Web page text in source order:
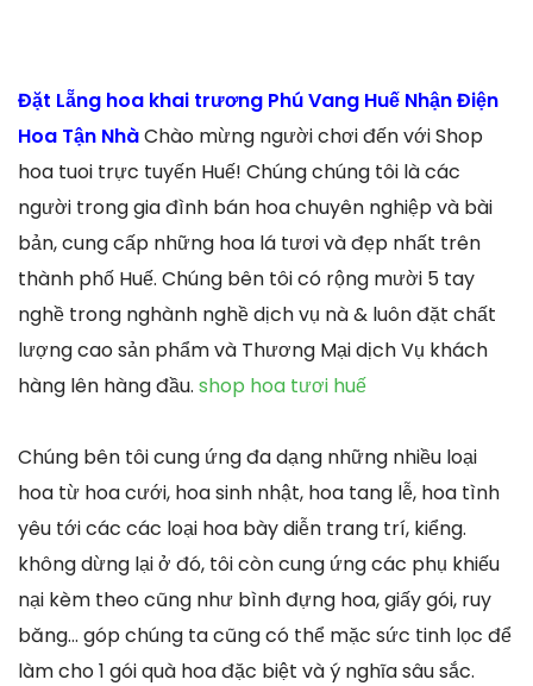
Đặt Lẵng hoa khai trương Phú Vang Huế Nhận Điện
Hoa Tận NhàChào mừng người chơi đến với Shop
hoa tuoi trực tuyến Huế! Chúng chúng tôi là các
người trong gia đình bán hoa chuyên nghiệp và bài
bản, cung cấp những hoa lá tươi và đẹp nhất trên
thành phố Huế. Chúng bên tôi có rộng mười 5 tay
nghề trong nghành nghề dịch vụ nà & luôn đặt chất
lượng cao sản phẩm và Thương Mại dịch Vụ khách
hàng lên hàng đầu. shop hoa tươi huế
Chúng bên tôi cung ứng đa dạng những nhiều loại
hoa từ hoa cưới, hoa sinh nhật, hoa tang lễ, hoa tình
yêu tới các các loại hoa bày diễn trang trí, kiểng.
không dừng lại ở đó, tôi còn cung ứng các phụ khiếu
nại kèm theo cũng như bình đựng hoa, giấy gói, ruy
băng… góp chúng ta cũng có thể mặc sức tinh lọc để
làm cho 1 gói quà hoa đặc biệt và ý nghĩa sâu sắc.